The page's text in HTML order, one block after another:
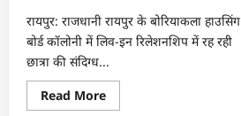
रायपुर: राजधानी रायपुर के बोरियाकला हाउसिंग
बोर्ड कॉलोनी में लिव-इन रिलेशनशिप में रह रही
छात्रा की संदिग्ध...
Read MoreRead
more